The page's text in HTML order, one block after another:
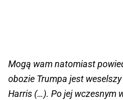
Mogą wam natomiast
obozie Trumpa jest
Harris (…). Po jej wczesnym